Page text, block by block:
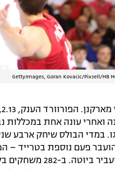
ואחרי עונה אחת במכללות
במדי הבולס שיחק ארבע
פעם נוספת בטרייד